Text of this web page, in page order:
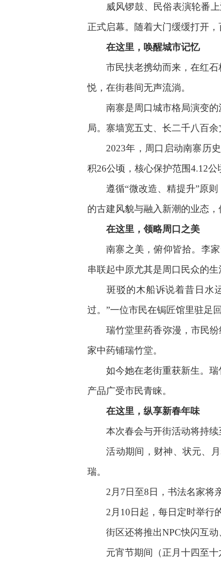
威风锣鼓、民俗表演轮番上
正式启幕。随着大门缓缓打开
在这里，唤醒城市记忆
市民扶老携幼而来，在红石
悦，在街巷间无声流淌。
南寨是周口城市格局演变的源
局。寨墙宽五丈、长二千八百
2023年，周口启动南寨历史
积26公顷，核心保护范围4.12公
遵循“微改造、精提升”原则
的古建风貌与融入新潮的业态
在这里，领略周口之美
南寨之美，俯仰皆拾。李家
串联起中原尤其是周口民众的
斑驳的木船诉说着昔日水运
过。”一位市民在锔匠馆里驻足
瑞竹堂里药香弥漫，市民纷
家中药铺瑞竹堂。
如今她在老街重获新生。瑞
产品广受市民青睐。
在这里，纵享新春年味
本次春会与开街活动将持续
活动期间，财神、状元、月
瑞。
2月7日至8日，书法名家将亲
2月10日起，每日定时举行的
街区还将推出NPC快闪互动
元宵节期间（正月十四至十